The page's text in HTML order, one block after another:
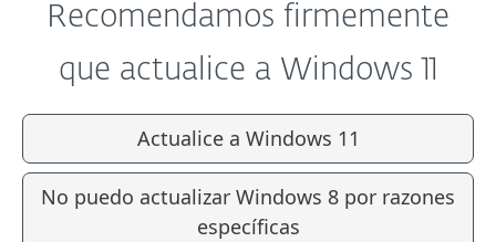
Recomendamos firmemente
que actualice a Windows 11
Actualice a Windows 11
No puedo actualizar Windows 8 por razones
específicas